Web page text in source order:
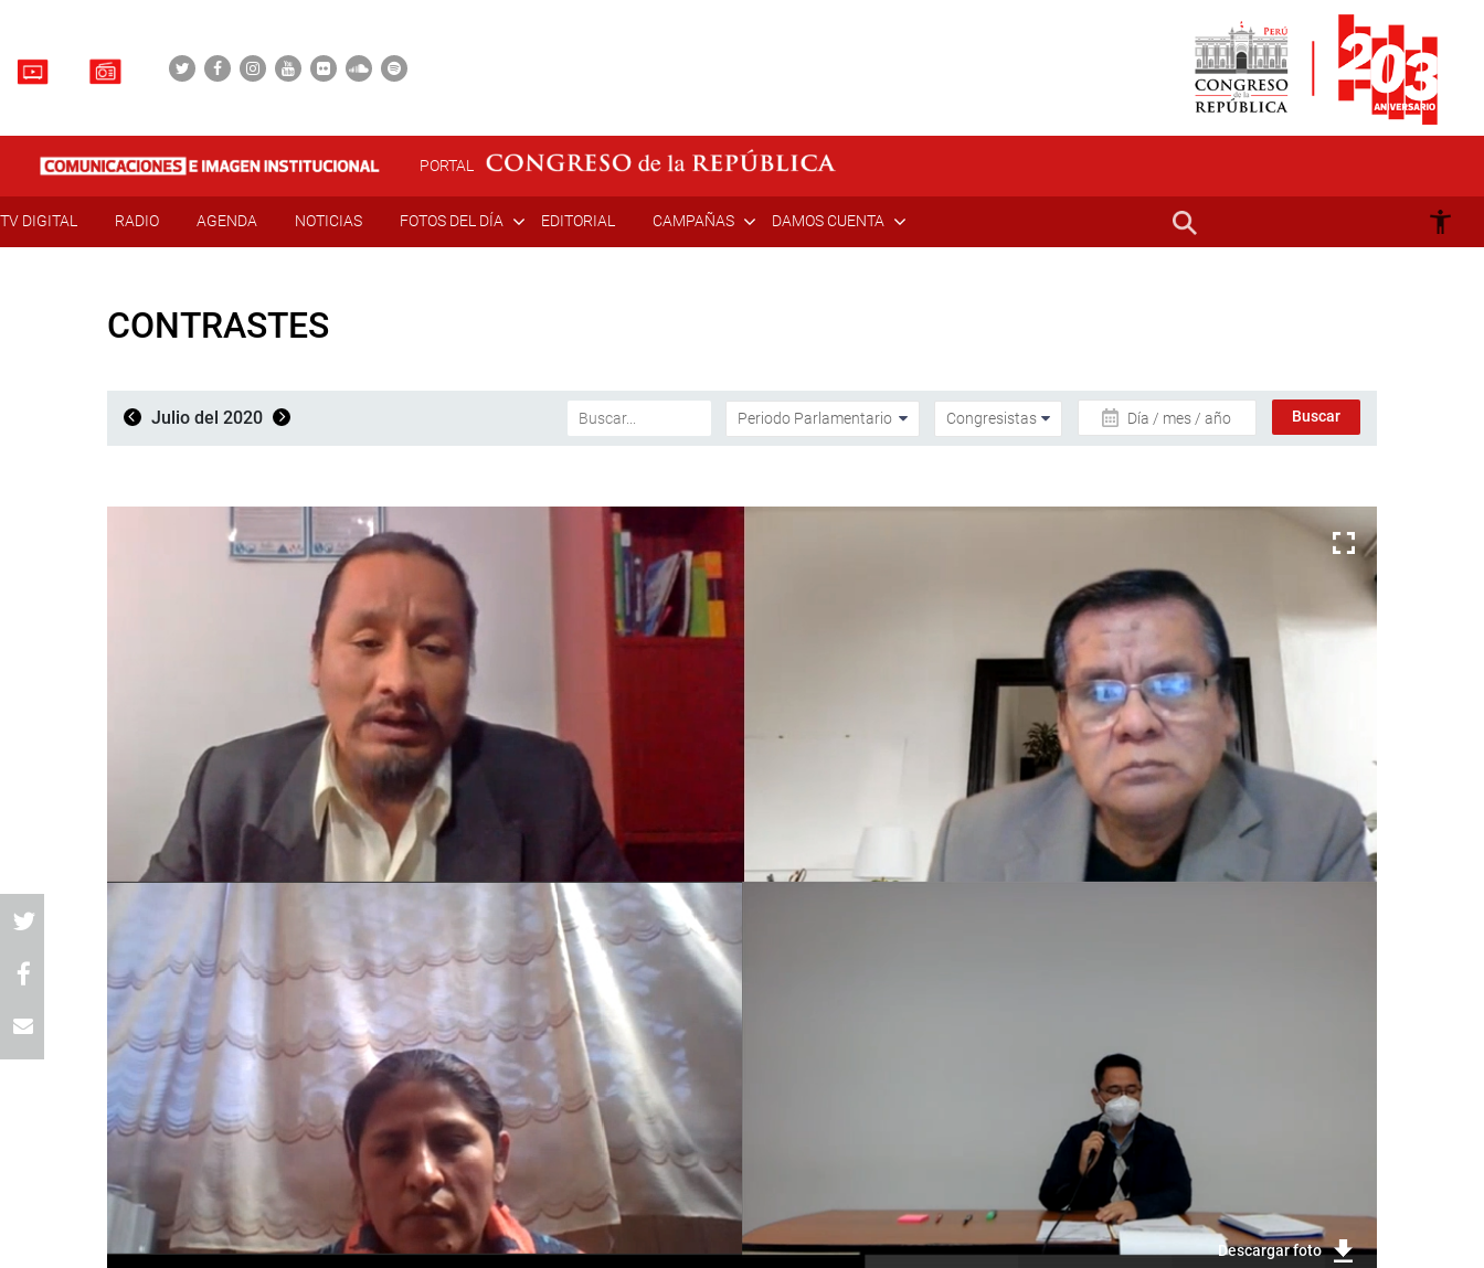
PORTAL
TV DIGITAL RADIO AGENDA NOTICIAS FOTOS DEL DÍA EDITORIAL CAMPAÑAS DAMOS CUENTA
CONTRASTES
Julio del 2020 Día / mes / año
Descargar foto